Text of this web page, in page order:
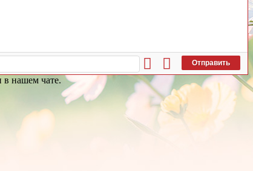
Отправить
в нашем чате.